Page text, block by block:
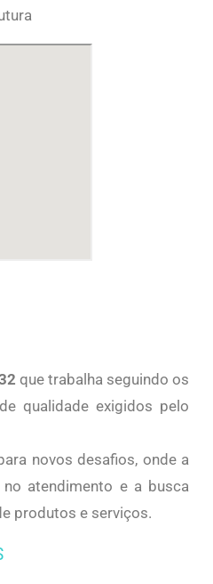
que trabalha seguindo os
qualidade exigidos pelo
novos desafios, onde a
atendimento e a busca
produtos e serviços.